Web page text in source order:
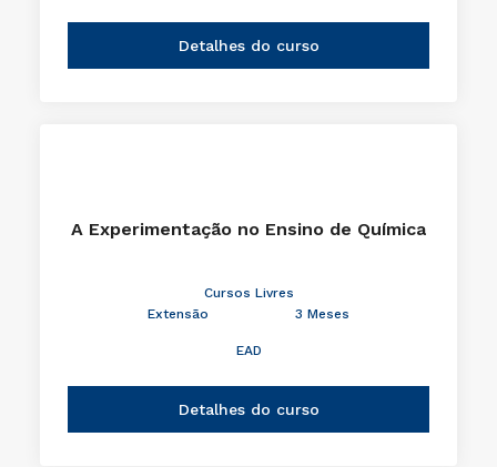
Detalhes do curso
A Experimentação no Ensino de Química
Cursos Livres
Extensão
3 Meses
EAD
Detalhes do curso